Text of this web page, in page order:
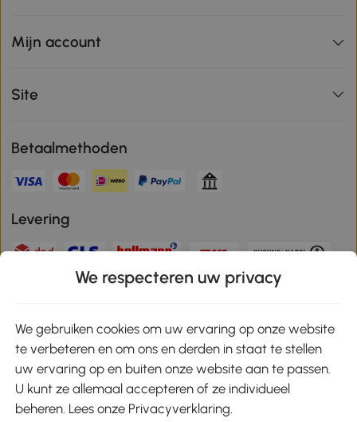
Mijn account
Site
Betaalmethoden
Levering
Veilige betaling
Download de app en ontvang 10% korting!
Google Play
We respecteren uw privacy
We gebruiken cookies om uw ervaring op onze website
te verbeteren en om ons en derden in staat te stellen
uw ervaring op en buiten onze website aan te passen.
U kunt ze allemaal accepteren of ze individueel
beheren. Lees onze Privacyverklaring.